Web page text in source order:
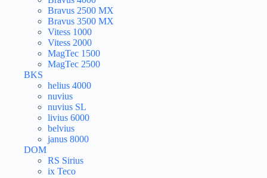
Bravus 2500 MX
Bravus 3500 MX
Vitess 1000
Vitess 2000
MagTec 1500
MagTec 2500
BKS
helius 4000
nuvius
nuvius SL
livius 6000
belvius
janus 8000
DOM
RS Sirius
ix Teco